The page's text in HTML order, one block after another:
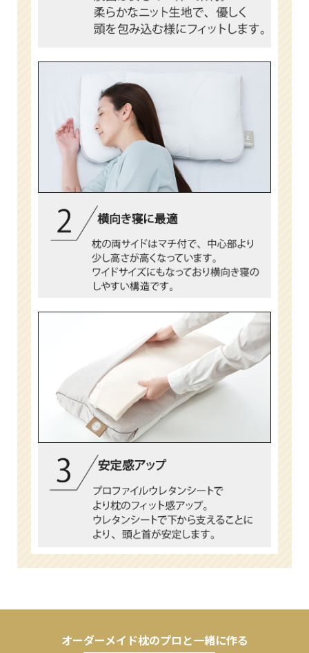
オーダーメイド枕のプロと一緒に作る